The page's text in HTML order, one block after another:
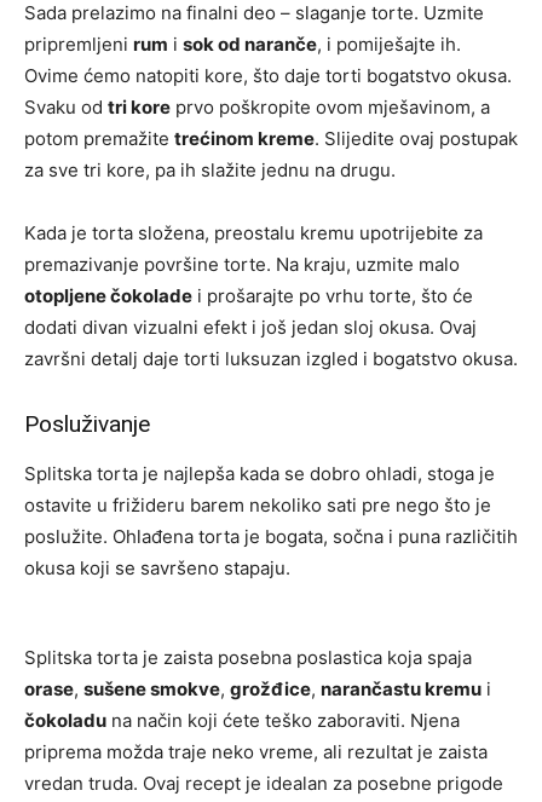
Sada prelazimo na finalni deo – slaganje torte. Uzmite
pripremljeni rum i sok od naranče, i pomiješajte ih.
Ovime ćemo natopiti kore, što daje torti bogatstvo okusa.
Svaku od tri kore prvo poškropite ovom mješavinom, a
potom premažite trećinom kreme. Slijedite ovaj postupak
za sve tri kore, pa ih slažite jednu na drugu.
Kada je torta složena, preostalu kremu upotrijebite za
premazivanje površine torte. Na kraju, uzmite malo
otopljene čokolade i prošarajte po vrhu torte, što će
dodati divan vizualni efekt i još jedan sloj okusa. Ovaj
završni detalj daje torti luksuzan izgled i bogatstvo okusa.
Posluživanje
Splitska torta je najlepša kada se dobro ohladi, stoga je
ostavite u frižideru barem nekoliko sati pre nego što je
poslužite. Ohlađena torta je bogata, sočna i puna različitih
okusa koji se savršeno stapaju.
Splitska torta je zaista posebna poslastica koja spaja
orase, sušene smokve, grožđice, narančastu kremu i
čokoladu na način koji ćete teško zaboraviti. Njena
priprema možda traje neko vreme, ali rezultat je zaista
vredan truda. Ovaj recept je idealan za posebne prigode